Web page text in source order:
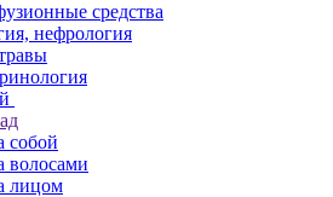
средства
нефрология
собой
волосами
лицом